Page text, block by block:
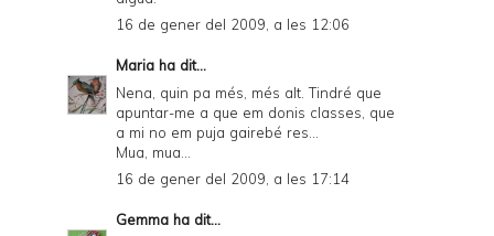
16 de gener del 2009, a les 12:06
Maria ha dit...
Nena, quin pa més, més alt. Tindré que
apuntar-me a que em donis classes, que
a mi no em puja gairebé res...
Mua, mua...
16 de gener del 2009, a les 17:14
Gemma ha dit...